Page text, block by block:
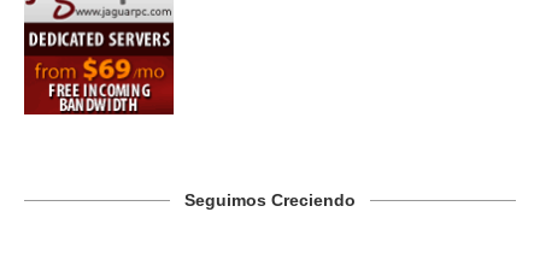
Seguimos Creciendo